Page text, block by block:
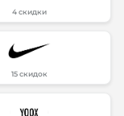
4 скидки
15 скидок